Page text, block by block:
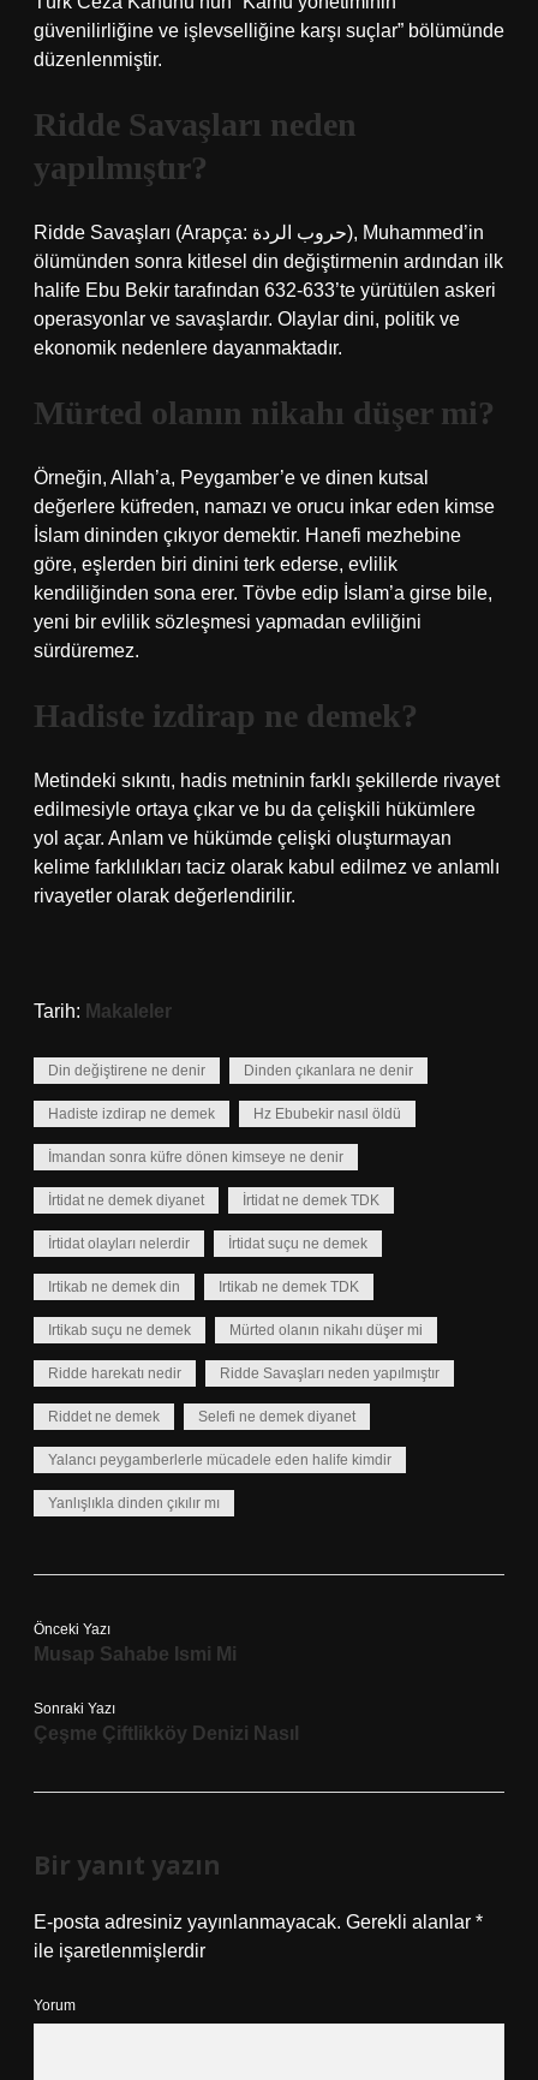
güvenilirliğine ve işlevselliğine karşı suçlar” bölümünde
düzenlenmiştir.
Ridde Savaşları neden
yapılmıştır?
Ridde Savaşları (Arapça: حروب الردة), Muhammed’in
ölümünden sonra kitlesel din değiştirmenin ardından ilk
halife Ebu Bekir tarafından 632-633’te yürütülen askeri
operasyonlar ve savaşlardır. Olaylar dini, politik ve
ekonomik nedenlere dayanmaktadır.
Mürted olanın nikahı düşer mi?
Örneğin, Allah’a, Peygamber’e ve dinen kutsal
değerlere küfreden, namazı ve orucu inkar eden kimse
İslam dininden çıkıyor demektir. Hanefi mezhebine
göre, eşlerden biri dinini terk ederse, evlilik
kendiliğinden sona erer. Tövbe edip İslam’a girse bile,
yeni bir evlilik sözleşmesi yapmadan evliliğini
sürdüremez.
Hadiste izdirap ne demek?
Metindeki sıkıntı, hadis metninin farklı şekillerde rivayet
edilmesiyle ortaya çıkar ve bu da çelişkili hükümlere
yol açar. Anlam ve hükümde çelişki oluşturmayan
kelime farklılıkları taciz olarak kabul edilmez ve anlamlı
rivayetler olarak değerlendirilir.
Tarih: Makaleler
Din değiştirene ne denir Dinden çıkanlara ne denir
Hadiste izdirap ne demek Hz Ebubekir nasıl öldü
İmandan sonra küfre dönen kimseye ne denir
İrtidat ne demek diyanet İrtidat ne demek TDK
İrtidat olayları nelerdir İrtidat suçu ne demek
Irtikab ne demek din Irtikab ne demek TDK
Irtikab suçu ne demek Mürted olanın nikahı düşer mi
Ridde harekatı nedir Ridde Savaşları neden yapılmıştır
Riddet ne demek Selefi ne demek diyanet
Yalancı peygamberlerle mücadele eden halife kimdir
Yanlışlıkla dinden çıkılır mı
Önceki Yazı
Musap Sahabe Ismi Mi
Sonraki Yazı
Çeşme Çiftlikköy Denizi Nasıl
Bir yanıt yazın
E-posta adresiniz yayınlanmayacak. Gerekli alanlar *
ile işaretlenmişlerdir
Yorum